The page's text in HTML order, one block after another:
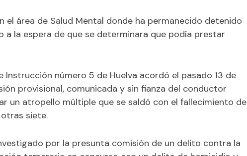
el área de Salud Mental donde ha permanecido detenido
a la espera de que se determinara que podía prestar
Instrucción número 5 de Huelva acordó el pasado 13 de
provisional, comunicada y sin fianza del conductor
un atropello múltiple que se saldó con el fallecimiento de
siete.
por la presunta comisión de un delito contra la